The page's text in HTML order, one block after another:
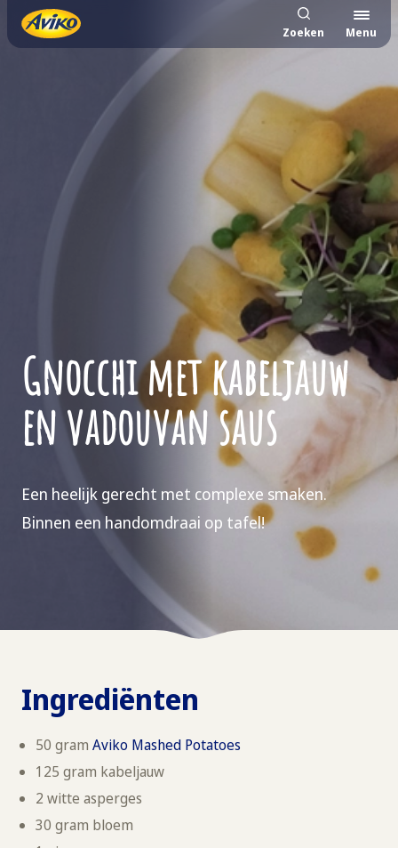
Zoeken Menu
Gnocchi met kabeljauw
en vadouvan saus
Een heelijk gerecht met complexe smaken.
Binnen een handomdraai op tafel!
Ingrediënten
50 gram Aviko Mashed Potatoes
125 gram kabeljauw
2 witte asperges
30 gram bloem